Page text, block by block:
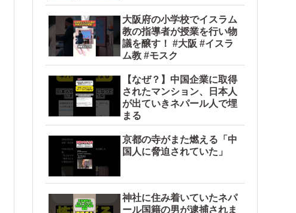
大阪府の小学校でイスラム
教の指導者が授業を行い物
議を醸す！ #大阪 #イスラ
ム教 #モスク
【なぜ？】中国企業に取得
されたマンション、日本人
が出ていきネパール人で埋
まる
京都の寺がまた燃える「中
国人に脅迫されていた」
神社に住み着いていたネパ
ール国籍の男が逮捕されま